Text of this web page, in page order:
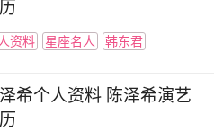
热血的女中豪杰。
通过努力得来的，不愧是
待6月18日《扶摇》的上
资料 星座名人 韩东君
希个人资料 陈泽希演艺